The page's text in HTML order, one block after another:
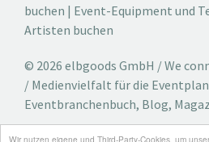
Wir nutzen eigene und Third-Party-Cookies, um
buchen | Event-Equipment und
Artisten buchen
© 2026 elbgoods GmbH / We
/ Medienvielfalt für die
Eventbranchenbuch, Blog,